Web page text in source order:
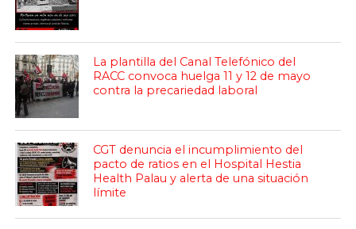
La plantilla del Canal Telefónico del
RACC convoca huelga 11 y 12 de mayo
contra la precariedad laboral
CGT denuncia el incumplimiento del
pacto de ratios en el Hospital Hestia
Health Palau y alerta de una situación
límite